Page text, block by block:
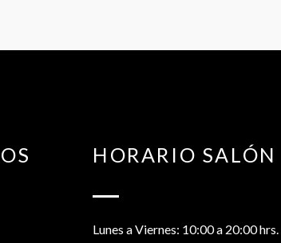
HORARIO SALÓN
Lunes a Viernes: 10:00 a 20:00 hrs.